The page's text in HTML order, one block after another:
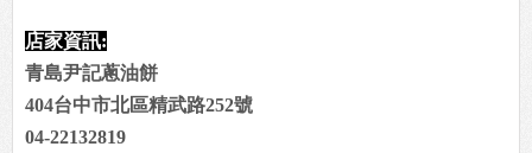
店家資訊:
青島尹記蔥油餅
404台中市北區精武路252號
04-22132819